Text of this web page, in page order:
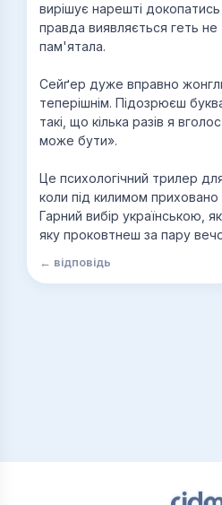
вирішує нарешті
правда виявляється геть
пам'ятала.
Сейґер дуже вправно
теперішнім. Підозрюєш
такі, що кілька разів я
може бути».
Це психологічний трилер
коли під килимом приховано
Гарний вибір українською,
яку проковтнеш за пару
← відповідь